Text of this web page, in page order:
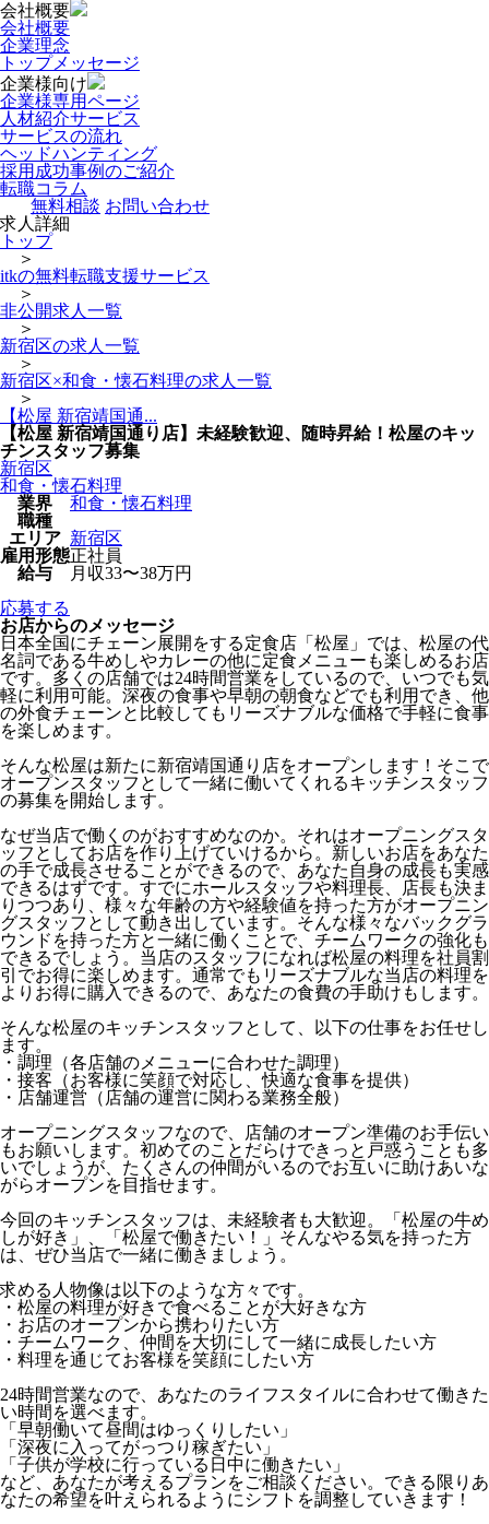
会社概要
会社概要
企業理念
トップメッセージ
企業様向け
企業様専用ページ
人材紹介サービス
サービスの流れ
ヘッドハンティング
採用成功事例のご紹介
転職コラム
無料相談 お問い合わせ
求人詳細
トップ
＞
itkの無料転職支援サービス
＞
非公開求人一覧
＞
新宿区の求人一覧
＞
新宿区×和食・懐石料理の求人一覧
＞
【松屋 新宿靖国通...
【松屋 新宿靖国通り店】未経験歓迎、随時昇給！松屋のキッ
チンスタッフ募集
新宿区
和食・懐石料理
業界
和食・懐石料理
職種
エリア 新宿区
雇用形態正社員
給与
月収33〜38万円
応募する
お店からのメッセージ
日本全国にチェーン展開をする定食店「松屋」では、松屋の代
名詞である牛めしやカレーの他に定食メニューも楽しめるお店
です。多くの店舗では24時間営業をしているので、いつでも気
軽に利用可能。深夜の食事や早朝の朝食などでも利用でき、他
の外食チェーンと比較してもリーズナブルな価格で手軽に食事
を楽しめます。
そんな松屋は新たに新宿靖国通り店をオープンします！そこで
オープンスタッフとして一緒に働いてくれるキッチンスタッフ
の募集を開始します。
なぜ当店で働くのがおすすめなのか。それはオープニングスタ
ッフとしてお店を作り上げていけるから。新しいお店をあなた
の手で成長させることができるので、あなた自身の成長も実感
できるはずです。すでにホールスタッフや料理長、店長も決ま
りつつあり、様々な年齢の方や経験値を持った方がオープニン
グスタッフとして動き出しています。そんな様々なバックグラ
ウンドを持った方と一緒に働くことで、チームワークの強化も
できるでしょう。当店のスタッフになれば松屋の料理を社員割
引でお得に楽しめます。通常でもリーズナブルな当店の料理を
よりお得に購入できるので、あなたの食費の手助けもします。
そんな松屋のキッチンスタッフとして、以下の仕事をお任せし
ます。
・調理（各店舗のメニューに合わせた調理）
・接客（お客様に笑顔で対応し、快適な食事を提供）
・店舗運営（店舗の運営に関わる業務全般）
オープニングスタッフなので、店舗のオープン準備のお手伝い
もお願いします。初めてのことだらけできっと戸惑うことも多
いでしょうが、たくさんの仲間がいるのでお互いに助けあいな
がらオープンを目指せます。
今回のキッチンスタッフは、未経験者も大歓迎。「松屋の牛め
しが好き」、「松屋で働きたい！」そんなやる気を持った方
は、ぜひ当店で一緒に働きましょう。
求める人物像は以下のような方々です。
・松屋の料理が好きで食べることが大好きな方
・お店のオープンから携わりたい方
・チームワーク、仲間を大切にして一緒に成長したい方
・料理を通じてお客様を笑顔にしたい方
24時間営業なので、あなたのライフスタイルに合わせて働きた
い時間を選べます。
「早朝働いて昼間はゆっくりしたい」
「深夜に入ってがっつり稼ぎたい」
「子供が学校に行っている日中に働きたい」
など、あなたが考えるプランをご相談ください。できる限りあ
なたの希望を叶えられるようにシフトを調整していきます！